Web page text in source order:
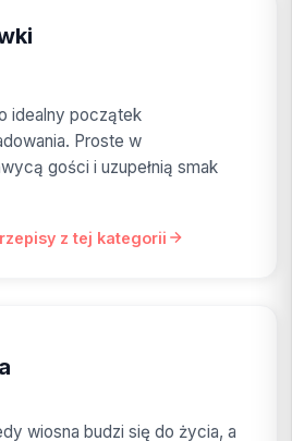
idealny początek
Proste w
gości i uzupełnią smak
z tej kategorii
wiosna budzi się do życia, a